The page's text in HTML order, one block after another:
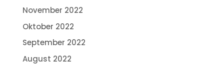
November 2022
Oktober 2022
September 2022
August 2022